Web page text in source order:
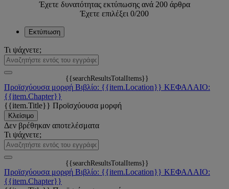
Έχετε δυνατότητας εκτύπωσης ανά 200 άρθρα
Έχετε επιλέξει 0/200
Εκτύπωση
Τι ψάχνετε;
{{searchResultsTotalItems}}
Προϊσχύουσα μορφή Βιβλίο: {{item.Location}} ΚΕΦΑΛΑΙΟ:
{{item.Chapter}}
{{item.Title}} Προϊσχύουσα μορφή
Κλείσιμο
Δεν βρέθηκαν αποτελέσματα
Τι ψάχνετε;
{{searchResultsTotalItems}}
Προϊσχύουσα μορφή Βιβλίο: {{item.Location}} ΚΕΦΑΛΑΙΟ:
{{item.Chapter}}